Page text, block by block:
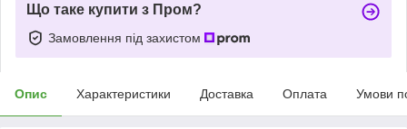
Що таке купити з Пром?
Замовлення під захистом
Опис Характеристики Доставка Оплата Умови